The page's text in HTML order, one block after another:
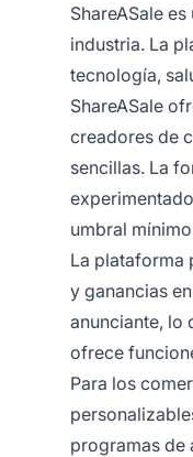
ShareASale
industria. La
tecnología,
ShareASale
creadores de
sencillas. La
umbral
La plataforma
y ganancias
anunciante, lo
ofrece
Para los
programas de